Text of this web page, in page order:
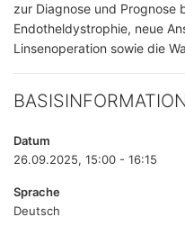
zur Diagnose und Prognose
Endotheldystrophie, neue
Linsenoperation sowie die
Datum
26.09.2025, 15:00 - 16:15
Sprache
Deutsch